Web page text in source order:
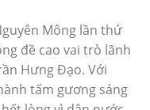
Mông lần thứ
đề cao vai trò lãnh
Hưng Đạo. Với
tấm gương sáng